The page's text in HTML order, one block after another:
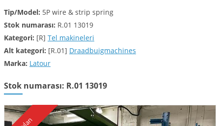
Tip/Model: 5P wire & strip spring
Stok numarası: R.01 13019
Kategori: [R] Tel makineleri
Alt kategori: [R.01] Draadbuigmachines
Marka: Latour
Stok numarası: R.01 13019